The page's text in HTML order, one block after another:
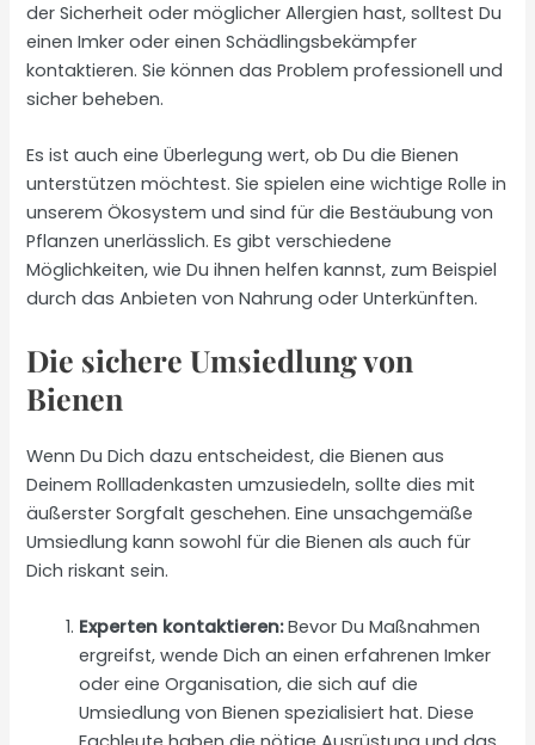
der Sicherheit oder möglicher Allergien hast, solltest Du
einen Imker oder einen Schädlingsbekämpfer
kontaktieren. Sie können das Problem professionell und
sicher beheben.
Es ist auch eine Überlegung wert, ob Du die Bienen
unterstützen möchtest. Sie spielen eine wichtige Rolle in
unserem Ökosystem und sind für die Bestäubung von
Pflanzen unerlässlich. Es gibt verschiedene
Möglichkeiten, wie Du ihnen helfen kannst, zum Beispiel
durch das Anbieten von Nahrung oder Unterkünften.
Die sichere Umsiedlung von
Bienen
Wenn Du Dich dazu entscheidest, die Bienen aus
Deinem Rollladenkasten umzusiedeln, sollte dies mit
äußerster Sorgfalt geschehen. Eine unsachgemäße
Umsiedlung kann sowohl für die Bienen als auch für
Dich riskant sein.
Experten kontaktieren:Bevor Du Maßnahmen
ergreifst, wende Dich an einen erfahrenen Imker
oder eine Organisation, die sich auf die
Umsiedlung von Bienen spezialisiert hat. Diese